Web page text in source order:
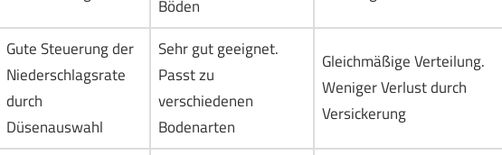
Böden
Gute Steuerung der
Niederschlagsrate
durch
Düsenauswahl
Sehr gut geeignet.
Passt zu
verschiedenen
Bodenarten
Gleichmäßige Verteilung.
Weniger Verlust durch
Versickerung